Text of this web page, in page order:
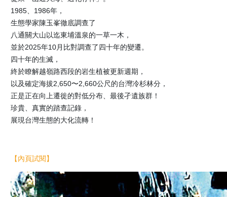
1985、1986年，
生態學家陳玉峯徹底調查了
八通關大山以迄東埔溫泉的一草一木，
並於2025年10月比對調查了四十年的變遷。
四十年的生滅，
終於瞭解越嶺路西段的岩生植被更新週期，
以及確定海拔2,650〜2,660公尺的台灣冷杉林分，
正是正在向上遷徙的對低分布、最後孑遺族群！
珍貴、真實的踏查記錄，
展現台灣生態的大化流轉！
【內頁試閱】